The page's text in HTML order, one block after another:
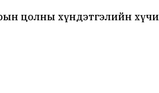
цолны хүндэтгэлийн